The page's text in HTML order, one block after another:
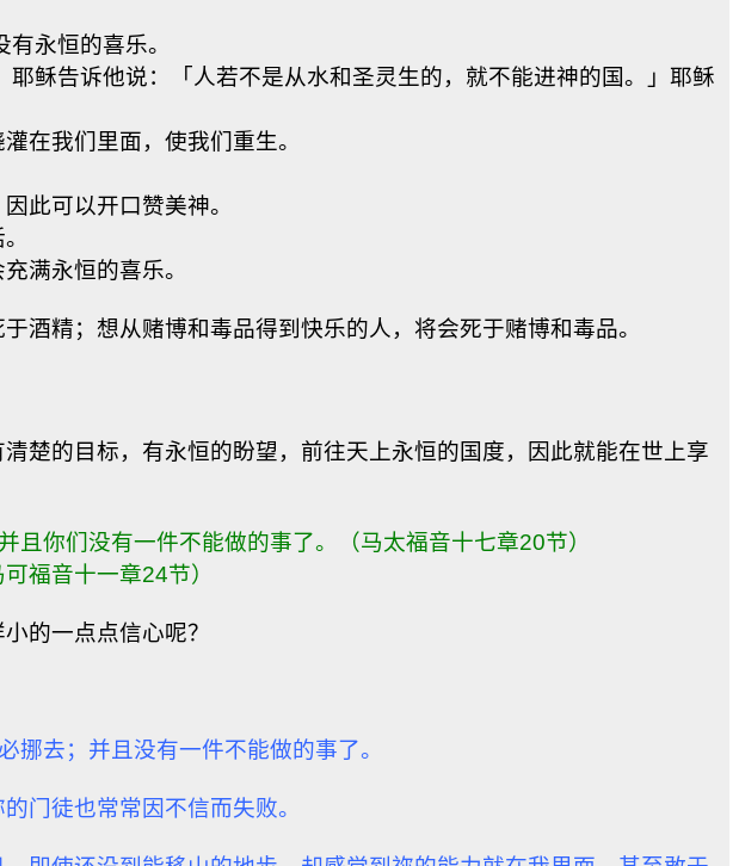
永恒的喜乐。
稣告诉他说：「人若不是从水和圣灵生的，就不能进神的国。」耶稣
在我们里面，使我们重生。
此可以开口赞美神。
满永恒的喜乐。
酒精；想从赌博和毒品得到快乐的人，将会死于赌博和毒品。
楚的目标，有永恒的盼望，前往天上永恒的国度，因此就能在世上享
你们没有一件不能做的事了。（马太福音十七章20节）
福音十一章24节）
的一点点信心呢？
挪去；并且没有一件不能做的事了。
门徒也常常因不信而失败。